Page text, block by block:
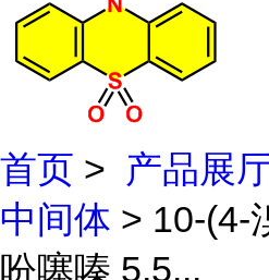
首页 > 产品展
中间体 > 10-(4-
吩噻嗪 5,5...